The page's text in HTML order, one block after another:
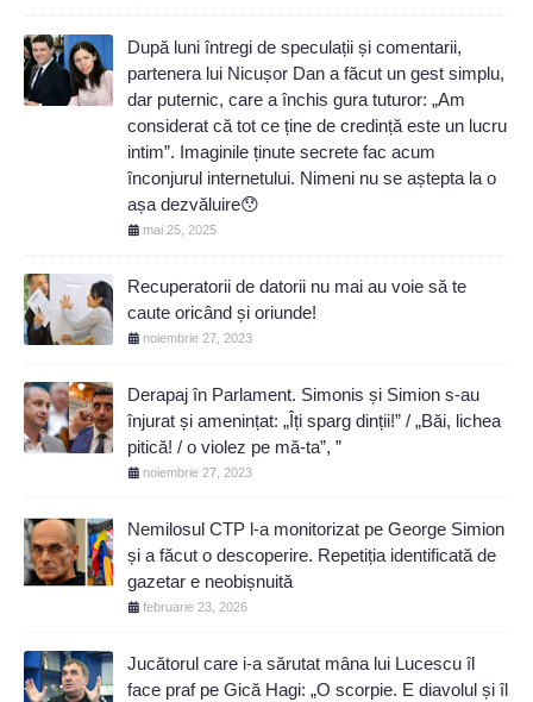
După luni întregi de speculații și comentarii,
partenera lui Nicușor Dan a făcut un gest simplu,
dar puternic, care a închis gura tuturor: „Am
considerat că tot ce ține de credință este un lucru
intim”. Imaginile ținute secrete fac acum
înconjurul internetului. Nimeni nu se aștepta la o
așa dezvăluire😯
mai 25, 2025
Recuperatorii de datorii nu mai au voie să te
caute oricând și oriunde!
noiembrie 27, 2023
Derapaj în Parlament. Simonis și Simion s-au
înjurat și amenințat: „Îți sparg dinții!” / „Băi, lichea
pitică! / o violez pe mă-ta”, ”
noiembrie 27, 2023
Nemilosul CTP l-a monitorizat pe George Simion
și a făcut o descoperire. Repetiția identificată de
gazetar e neobișnuită
februarie 23, 2026
Jucătorul care i-a sărutat mâna lui Lucescu îl
face praf pe Gică Hagi: „O scorpie. E diavolul și îl